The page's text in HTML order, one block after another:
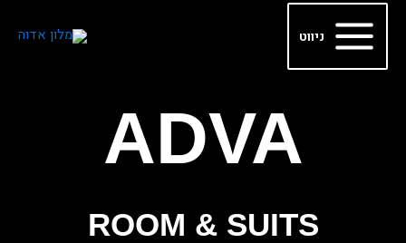
דילוג Main
Menu
ניווט
ADVA
ROOM & SUITS